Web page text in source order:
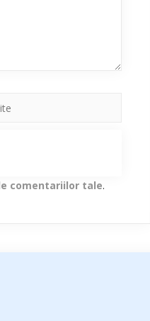
comentariilor tale.